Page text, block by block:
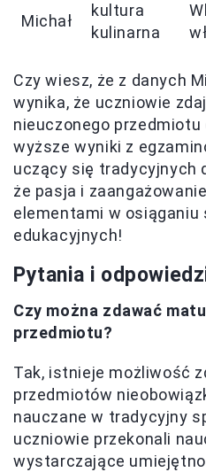
Michał
kultura
kulinarna
Czy wiesz, że z danych
wynika, że uczniowie
nieuczonego
wyższe wyniki z
uczący się tradycyjnych
że pasja i
elementami w osiąganiu
edukacyjnych!
Pytania i
Czy można zdawać
przedmiotu?
Tak, istnieje możliwość
przedmiotów
nauczane w tradycyjny
uczniowie przekonali
wystarczające